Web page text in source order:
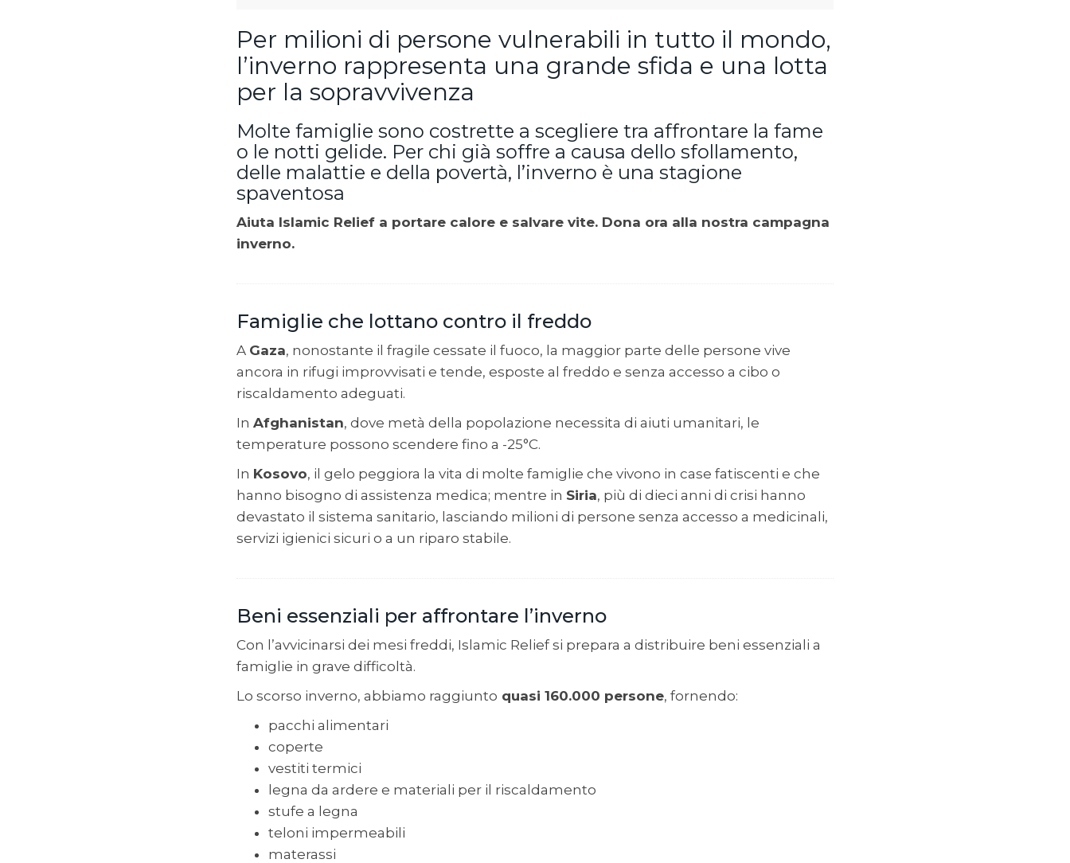
Per milioni di persone vulnerabili in tutto il mondo,
l’inverno rappresenta una grande sfida e una lotta
per la sopravvivenza
Molte famiglie sono costrette a scegliere tra affrontare la fame
o le notti gelide. Per chi già soffre a causa dello sfollamento,
delle malattie e della povertà, l’inverno è una stagione
spaventosa
Aiuta Islamic Relief a portare calore e salvare vite. Dona ora alla nostra campagna
inverno.
Famiglie che lottano contro il freddo
A Gaza, nonostante il fragile cessate il fuoco, la maggior parte delle persone vive
ancora in rifugi improvvisati e tende, esposte al freddo e senza accesso a cibo o
riscaldamento adeguati.
In Afghanistan, dove metà della popolazione necessita di aiuti umanitari, le
temperature possono scendere fino a -25°C.
In Kosovo, il gelo peggiora la vita di molte famiglie che vivono in case fatiscenti e che
hanno bisogno di assistenza medica; mentre in Siria, più di dieci anni di crisi hanno
devastato il sistema sanitario, lasciando milioni di persone senza accesso a medicinali,
servizi igienici sicuri o a un riparo stabile.
Beni essenziali per affrontare l’inverno
Con l’avvicinarsi dei mesi freddi, Islamic Relief si prepara a distribuire beni essenziali a
famiglie in grave difficoltà.
Lo scorso inverno, abbiamo raggiunto quasi 160.000 persone, fornendo:
pacchi alimentari
coperte
vestiti termici
legna da ardere e materiali per il riscaldamento
stufe a legna
teloni impermeabili
materassi